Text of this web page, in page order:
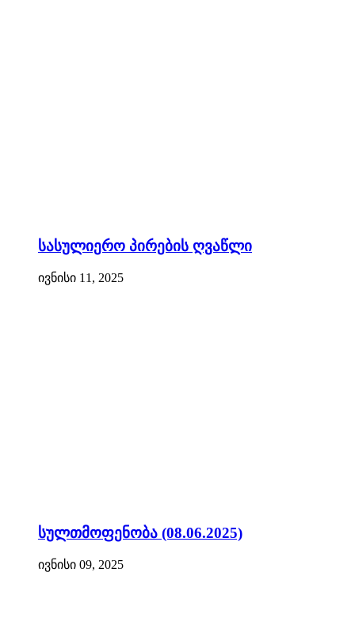
სასულიერო პირების ღვაწლი
ივნისი 11, 2025
სულთმოფენობა (08.06.2025)
ივნისი 09, 2025